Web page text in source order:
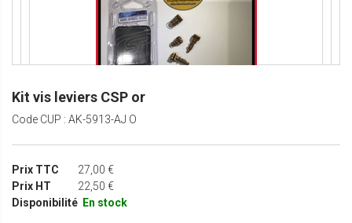
Kit vis leviers CSP or
Code CUP : AK-5913-AJ O
Prix TTC
27,00 €
Prix HT
22,50 €
Disponibilité En stock